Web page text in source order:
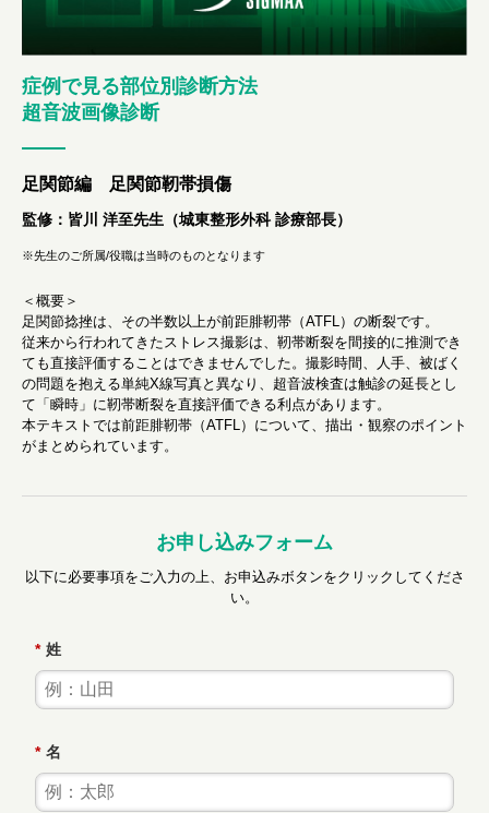
症例で見る部位別診断方法
超音波画像診断
足関節編 足関節靭帯損傷
監修：皆川 洋至先生（城東整形外科 診療部長）
※先生のご所属/役職は当時のものとなります
＜概要＞
足関節捻挫は、その半数以上が前距腓靭帯（ATFL）の断裂です。
従来から行われてきたストレス撮影は、靭帯断裂を間接的に推測でき
ても直接評価することはできませんでした。撮影時間、人手、被ばく
の問題を抱える単純X線写真と異なり、超音波検査は触診の延長とし
て「瞬時」に靭帯断裂を直接評価できる利点があります。
本テキストでは前距腓靭帯（ATFL）について、描出・観察のポイント
がまとめられています。
お申し込みフォーム
以下に必要事項をご入力の上、お申込みボタンをクリックしてくださ
い。
* 姓
* 名